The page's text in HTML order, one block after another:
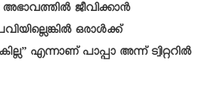
ജീവിക്കാൻ
ഒരാൾക്ക്
എന്നാണ് പാപ്പാ അന്ന് ട്വിറ്ററില്‍